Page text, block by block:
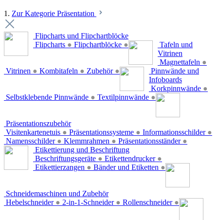
1. Zur Kategorie Präsentation
Flipcharts und Flipchartblöcke
Flipcharts ● Flipchartblöcke ●
Tafeln und
Vitrinen
Magnettafeln ●
Vitrinen ● Kombitafeln ● Zubehör ●
Pinnwände und
Infoboards
Korkpinnwände ●
Selbstklebende Pinnwände ● Textilpinnwände ●
Präsentationszubehör
Visitenkartenetuis ● Präsentationssysteme ● Informationsschilder ●
Namensschilder ● Klemmrahmen ● Präsentationsständer ●
Etikettierung und Beschriftung
Beschriftungsgeräte ● Etikettendrucker ●
Etikettierzangen ● Bänder und Etiketten ●
Schneidemaschinen und Zubehör
Hebelschneider ● 2-in-1-Schneider ● Rollenschneider ●